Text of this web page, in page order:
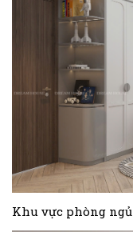
Khu vực phòng ngủ